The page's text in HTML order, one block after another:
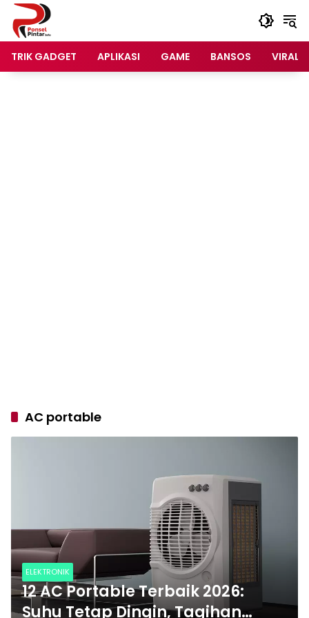
Langsung
konten
TRIK GADGET
APLIKASI GAME BANSOS VIRAL
AC portable
ELEKTRONIK
12 AC Portable Terbaik 2026:
Suhu Tetap Dingin, Tagihan